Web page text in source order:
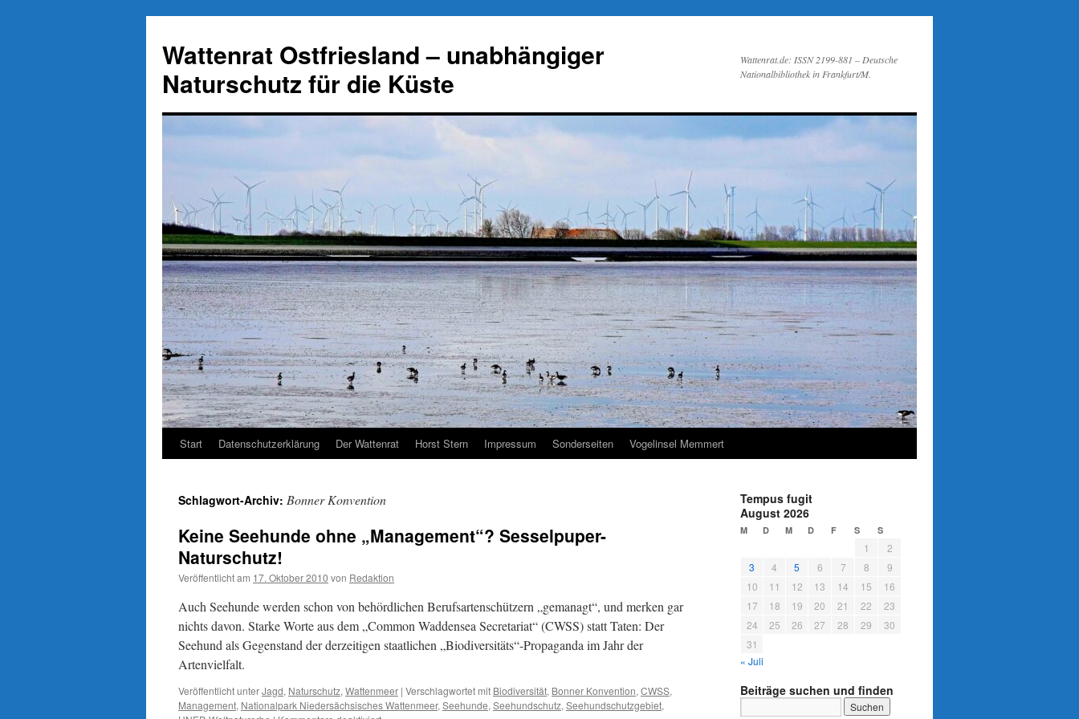
springen
Wattenrat Ostfriesland – unabhängiger
Naturschutz für die Küste
Wattenrat.de: ISSN 2199-881 – Deutsche
Nationalbibliothek in Frankfurt/M.
Start Datenschutzerklärung Der Wattenrat Horst Stern Impressum Sonderseiten Vogelinsel Memmert
Schlagwort-Archiv: Bonner Konvention
Keine Seehunde ohne „Management“? Sesselpuper-
Naturschutz!
Veröffentlicht am 17. Oktober 2010 von Redaktion
Auch Seehunde werden schon von behördlichen Berufsartenschützern „gemanagt“, und merken gar
nichts davon. Starke Worte aus dem „Common Waddensea Secretariat“ (CWSS) statt Taten: Der
Seehund als Gegenstand der derzeitigen staatlichen „Biodiversitäts“-Propaganda im Jahr der
Artenvielfalt.
Veröffentlicht unterJagd, Naturschutz, Wattenmeer | Verschlagwortet mit Biodiversität, Bonner Konvention, CWSS,
Management, Nationalpark Niedersächsisches Wattenmeer, Seehunde, Seehundschutz, Seehundschutzgebiet,
Tempus fugit
August 2026
M D M D F S S
1
2
3
4 5 6 7 8
9
10
11 12 13 14 15
16
17
18 19 20 21 22
23
24
25 26 27 28 29
30
31
« Juli
Beiträge suchen und finden